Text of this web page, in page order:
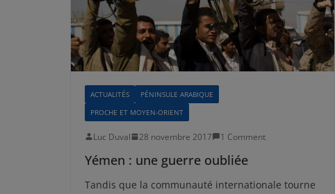
ACTUALITÉS
PÉNINSULE ARABIQUE
PROCHE ET MOYEN-ORIENT
Luc Duval 28 novembre 2017 1 Comment
Yémen : une guerre oubliée
Tandis que la communauté internationale tourne